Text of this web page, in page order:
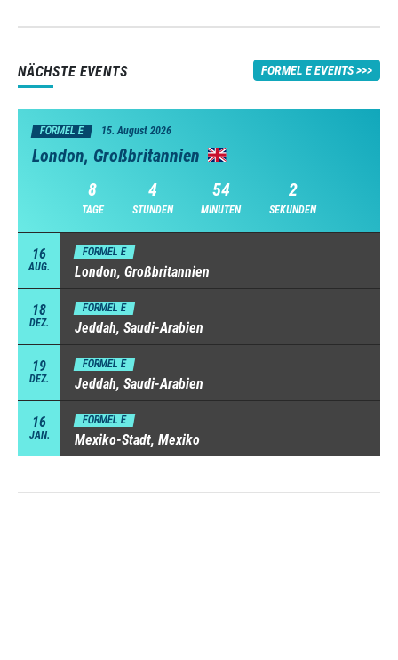
NÄCHSTE EVENTS FORMEL E EVENTS
FORMEL E 15. August 2026
London, Großbritannien
8
TAGE
4
STUNDEN
54
MINUTEN
1
SEKUNDEN
16
AUG.
FORMEL E
London, Großbritannien
18
DEZ.
FORMEL E
Jeddah, Saudi-Arabien
19
DEZ.
FORMEL E
Jeddah, Saudi-Arabien
16
JAN.
FORMEL E
Mexiko-Stadt, Mexiko